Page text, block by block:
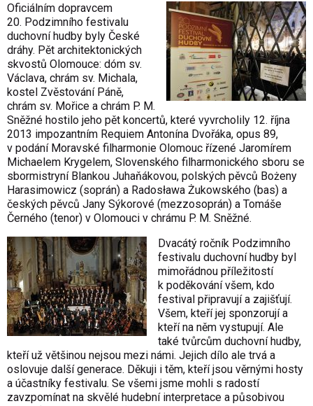
Oficiálním dopravcem
20. Podzimního festivalu
duchovní hudby byly České
dráhy. Pět architektonických
skvostů Olomouce: dóm sv.
Václava, chrám sv. Michala,
kostel Zvěstování Páně,
chrám sv. Mořice a chrám P. M.
Sněžné hostilo jeho pět koncertů, které vyvrcholily 12. října
2013 impozantním Requiem Antonína Dvořáka, opus 89,
v podání Moravské filharmonie Olomouc řízené Jaromírem
Michaelem Krygelem, Slovenského filharmonického sboru se
sbormistryní Blankou Juhaňákovou, polských pěvců Bożeny
Harasimowicz (soprán) a Radosława Żukowského (bas) a
českých pěvců Jany Sýkorové (mezzosoprán) a Tomáše
Černého (tenor) v Olomouci v chrámu P. M. Sněžné.
Dvacátý ročník Podzimního
festivalu duchovní hudby byl
mimořádnou příležitostí
k poděkování všem, kdo
festival připravují a zajišťují.
Všem, kteří jej sponzorují a
kteří na něm vystupují. Ale
také tvůrcům duchovní hudby,
kteří už většinou nejsou mezi námi. Jejich dílo ale trvá a
oslovuje další generace. Děkuji i těm, kteří jsou věrnými hosty
a účastníky festivalu. Se všemi jsme mohli s radostí
zavzpomínat na skvělé hudební interpretace a působivou